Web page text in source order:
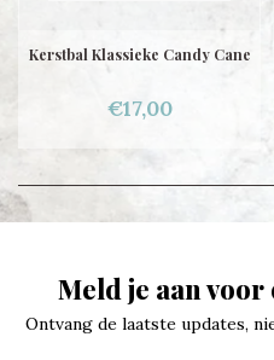
Kerstbal Klassieke Candy Cane
€17,00
Meld je aan
Ontvang de laatste updates,